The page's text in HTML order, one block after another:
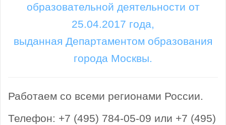
образовательной деятельности от
25.04.2017 года,
выданная Департаментом образования
города Москвы.
Работаем со всеми регионами России.
Телефон: +7 (495) 784-05-09 или +7 (495)